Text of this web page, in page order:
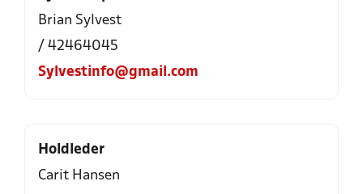
Brian Sylvest
/ 42464045
Sylvestinfo@gmail.com
Holdleder
Carit Hansen